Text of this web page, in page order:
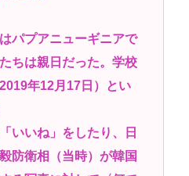
受けしママのサーガ」3巻 今
てるよな
えた男の子www
スガキってどうやったら産
終わりすぎてる
パプアニューギニアで
ちは親日だった。学校
年12月17日）とい
いいね」をしたり、日
防衛相（当時）が韓国